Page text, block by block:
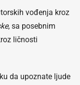
vođenja kroz
, sa posebnim
ličnosti
da upoznate ljude